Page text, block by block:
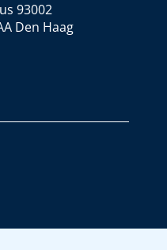
93002
Den Haag